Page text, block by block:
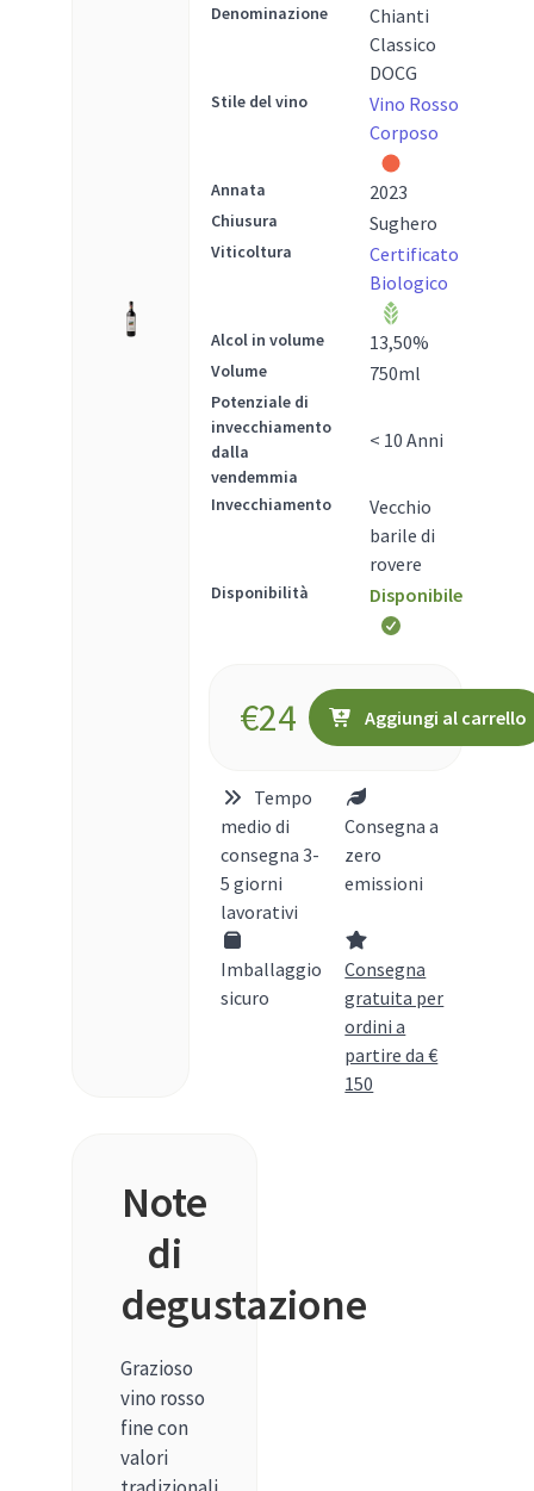
Denominazione
Chianti
Classico
DOCG
Stile del vino
Vino Rosso
Corposo
Annata 2023
Chiusura Sughero
Viticoltura
Certificato
Biologico
Alcol in volume 13,50%
Volume 750ml
Potenziale di
invecchiamento
dalla
vendemmia
< 10 Anni
Invecchiamento
Vecchio
barile di
rovere
Disponibilità Disponibile
€24 Aggiungi al carrello
Tempo
medio di
consegna 3-
5 giorni
lavorativi
Consegna a
zero
emissioni
Imballaggio
sicuro
Consegna
gratuita per
ordini a
partire da €
150
Note
di
degustazione
Grazioso
vino rosso
fine con
valori